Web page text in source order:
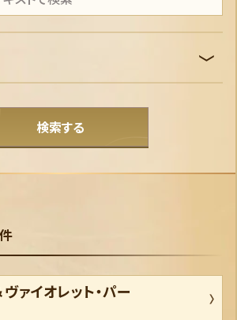
スタートデッキ 家族のきずな
ＡＰＴＥＲ 物語のはじまり
ＬＯＯＤＢＯＲＮ フラッドボーンの渾沌
ＫＬＡＮＤＳ インクランド探訪
ＴＵＲＮ 逆襲のアースラ
ＳＫＩＥＳ 星々の輝き
ＯＷＮ 未知なる彼方へ！
イブラリー WHISPERS IN THE WELL
タートデッキ 氷上の大冒険！
いで 特別プロモーションパックvol.2
検索する
件
ァイオレット・パー